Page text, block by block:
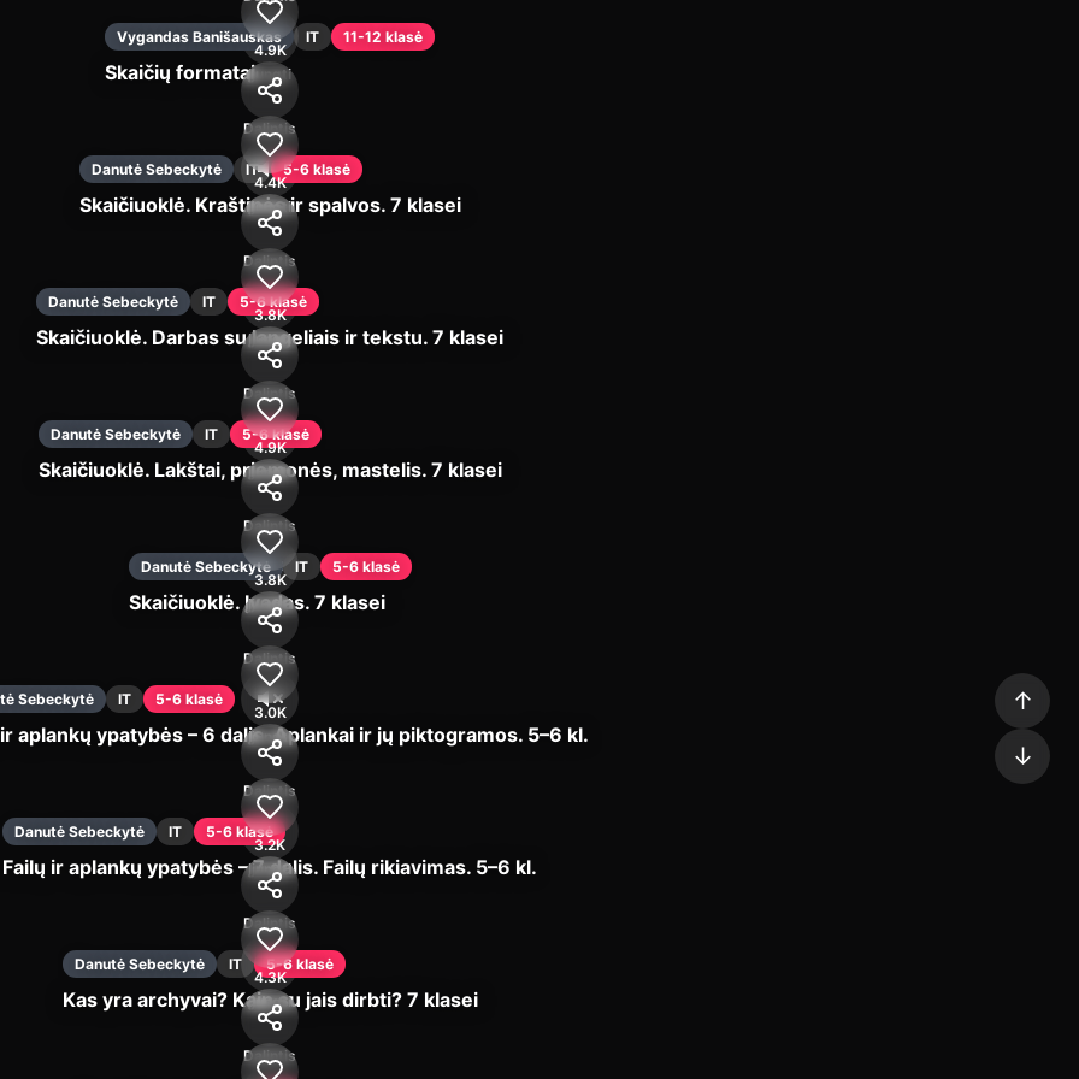
↑
↓
Įjungti
Vygandas Banišauskas IT 11-12 klasė
Skaičių formatai
4.9K
Dalintis
Įjungti
Danutė Sebeckytė IT 5-6 klasė
Skaičiuoklė. Kraštinės ir spalvos. 7 klasei
4.4K
Dalintis
Įjungti
Danutė Sebeckytė IT 5-6 klasė
Skaičiuoklė. Darbas su langeliais ir tekstu. 7 klasei
3.8K
Dalintis
Įjungti
Danutė Sebeckytė IT 5-6 klasė
Skaičiuoklė. Lakštai, priemonės, mastelis. 7 klasei
4.9K
Dalintis
Įjungti
Danutė Sebeckytė IT 5-6 klasė
Skaičiuoklė. Įvadas. 7 klasei
3.8K
Dalintis
Įjungti
Sebeckytė IT 5-6 klasė
aplankų ypatybės – 6 dalis. Aplankai ir jų piktogramos. 5–6 kl.
3.0K
Dalintis
Įjungti
Danutė Sebeckytė IT 5-6 klasė
Failų ir aplankų ypatybės – 7 dalis. Failų rikiavimas. 5–6 kl.
3.2K
Dalintis
Įjungti
Danutė Sebeckytė IT 5-6 klasė
Kas yra archyvai? Kaip su jais dirbti? 7 klasei
4.3K
Dalintis